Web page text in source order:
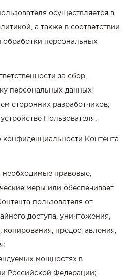
осуществляется в
а также в соответствии
персональных
за сбор,
персональных данных
сторонних разработчиков,
Пользователя.
Контента
необходимые правовые,
меры или обеспечивает
пользователя от
доступа, уничтожения,
предоставления,
мощностях в
Российской Федерации;